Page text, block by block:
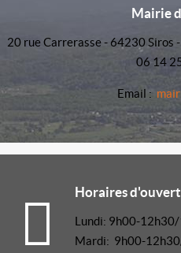
Mairie
20 rue Carrerasse - 64230 Siros
06 14
Email :
Horaires
Lundi: 9h00-
Mardi: 9h00-